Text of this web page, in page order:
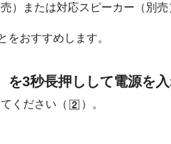
）または対応スピーカー（別売
おすすめします。
を3秒長押しして電源を入
ください（ ）。